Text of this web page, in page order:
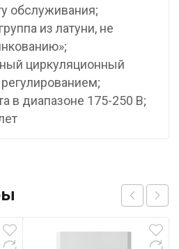
обслуживания;
из латуни, не
циркуляционный
в диапазоне 175-250 В;